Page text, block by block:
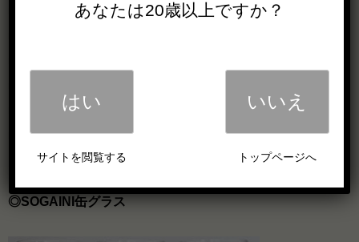
：ウイスキー
■原材料名
■原料原産地名
：国内製造（グレーンウイスキー、モル
トウイスキー）
◎SOGAINI缶グラス
あなたは20歳以上ですか？
はい
サイトを閲覧する
いいえ
トップページへ